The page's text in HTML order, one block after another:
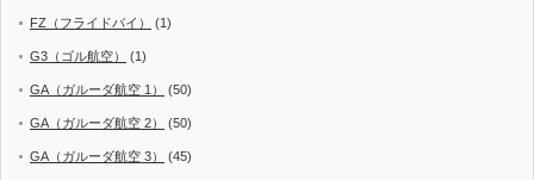
FZ（フライドバイ） (1)
G3（ゴル航空） (1)
GA（ガルーダ航空 1） (50)
GA（ガルーダ航空 2） (50)
GA（ガルーダ航空 3） (45)